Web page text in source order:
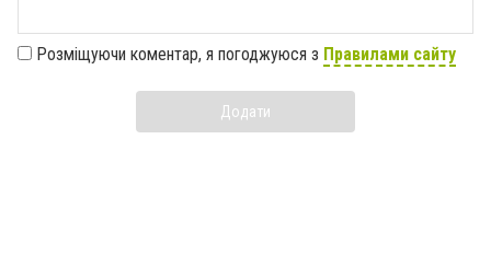
Розміщуючи коментар, я погоджуюся з Правилами сайту
Додати